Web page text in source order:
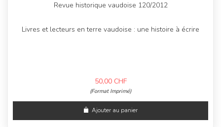
Revue historique vaudoise 120/2012
Livres et lecteurs en terre vaudoise : une histoire à écrire
50,00 CHF
(Format Imprimé)
Ajouter au panier